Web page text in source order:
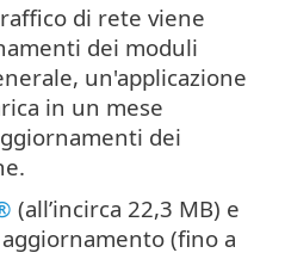
di rete viene
dei moduli
un'applicazione
in un mese
dei
(all’incirca 22,3 MB) e
(fino a